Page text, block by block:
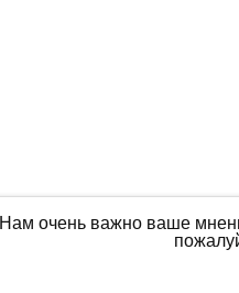
Нам очень важно ваше